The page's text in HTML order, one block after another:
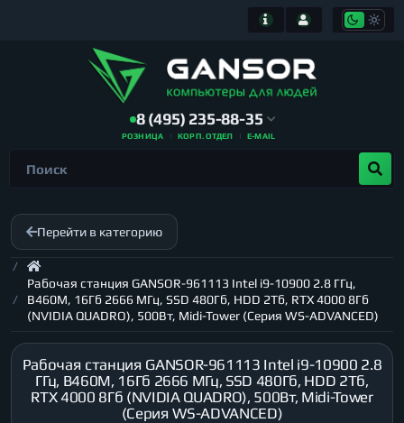
8 (495) 235-88-35
РОЗНИЦА КОРП. ОТДЕЛ E-MAIL
Перейти в категорию
Рабочая станция GANSOR-961113 Intel i9-10900 2.8 ГГц,
B460M, 16Гб 2666 МГц, SSD 480Гб, HDD 2Тб, RTX 4000 8Гб
(NVIDIA QUADRO), 500Вт, Midi-Tower (Серия WS-ADVANCED)
Рабочая станция GANSOR-961113 Intel i9-10900 2.8
ГГц, B460M, 16Гб 2666 МГц, SSD 480Гб, HDD 2Тб,
RTX 4000 8Гб (NVIDIA QUADRO), 500Вт, Midi-Tower
(Серия WS-ADVANCED)